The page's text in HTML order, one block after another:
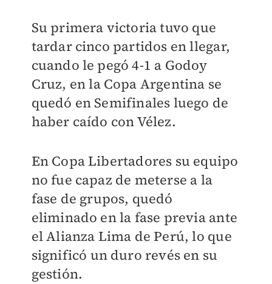
Su primera victoria tuvo que
tardar cinco partidos en llegar,
cuando le pegó 4-1 a Godoy
Cruz, en la Copa Argentina se
quedó en Semifinales luego de
haber caído con Vélez.
En Copa Libertadores su equipo
no fue capaz de meterse a la
fase de grupos, quedó
eliminado en la fase previa ante
el Alianza Lima de Perú, lo que
significó un duro revés en su
gestión.